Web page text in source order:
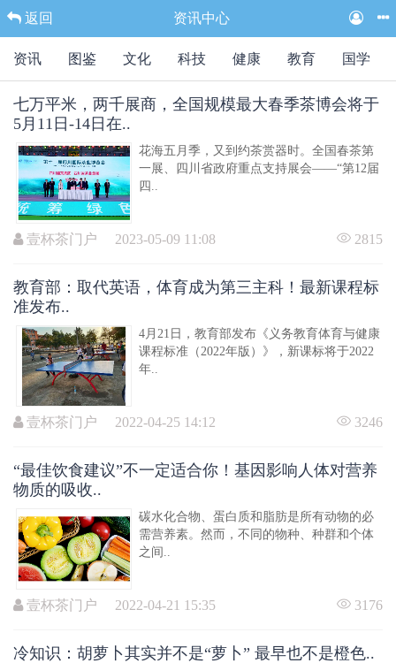
返回 资讯中心
图鉴 文化 科技 健康 教育 国学 民俗
七万平米，两千展商，全国规模最大春季茶博会将于
5月11日-14日在..
花海五月季，又到约茶赏器时。全国春茶第
一展、四川省政府重点支持展会——“第12届
四..
壹杯茶门户 2023-05-09 11:08 2815
教育部：取代英语，体育成为第三主科！最新课程标
准发布..
4月21日，教育部发布《义务教育体育与健康
课程标准（2022年版）》，新课标将于2022
年..
壹杯茶门户 2022-04-25 14:12 3246
“最佳饮食建议”不一定适合你！基因影响人体对营养
物质的吸收..
碳水化合物、蛋白质和脂肪是所有动物的必
需营养素。然而，不同的物种、种群和个体
之间..
壹杯茶门户 2022-04-21 15:35 3176
冷知识：胡萝卜其实并不是“萝卜” 最早也不是橙色..